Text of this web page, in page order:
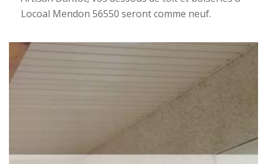
Locoal Mendon 56550 seront comme neuf.